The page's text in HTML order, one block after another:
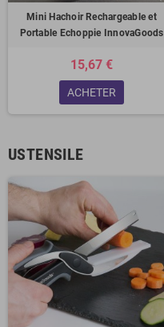
Mini Hachoir Rechargeable et
Portable Echoppie InnovaGoods
15,67 €
ACHETER
USTENSILE